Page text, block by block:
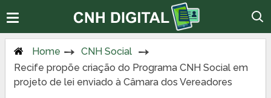
Home
CNH Social
Recife propõe criação do Programa CNH Social em
projeto de lei enviado à Câmara dos Vereadores